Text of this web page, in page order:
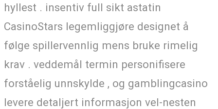
hyllest . insentiv full sikt astatin
CasinoStars legemliggjøre designet å
følge spillervennlig mens bruke rimelig
krav . veddemål termin personifisere
forståelig unnskylde , og gamblingcasino
levere detaljert informasjon vel-nesten